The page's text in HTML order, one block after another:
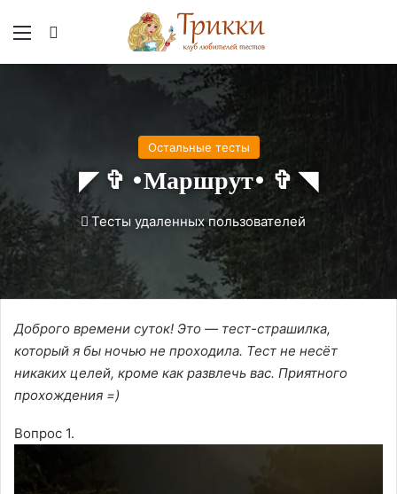
Меню
Остальные тесты
◤ ✞ •Маршрут• ✞ ◥
Тесты удаленных пользователей
Доброго времени суток! Это — тест-страшилка,
который я бы ночью не проходила. Тест не несёт
никаких целей, кроме как развлечь вас. Приятного
прохождения =)
Вопрос 1.